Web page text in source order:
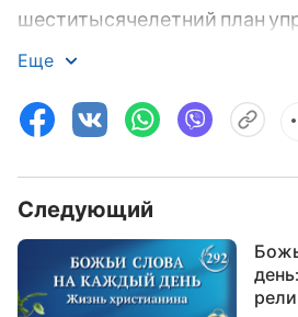
шеститысячелетний план
Период Благодати
повторяю, что эта стадия
на Периоде Благодати и
означает, что работа
продолжением той, которая
Период Благодати, и
отношению к тому, что было
Закона. Эти три этапа тесно
Еще
Следующий